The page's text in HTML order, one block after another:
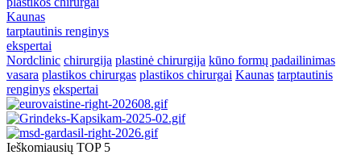
Kaunas
tarptautinis renginys
ekspertai
Nordclinic chirurgija plastinė chirurgija kūno formų padailinimas
vasara plastikos chirurgas plastikos chirurgai Kaunas tarptautinis
renginys ekspertai
Ieškomiausių TOP 5